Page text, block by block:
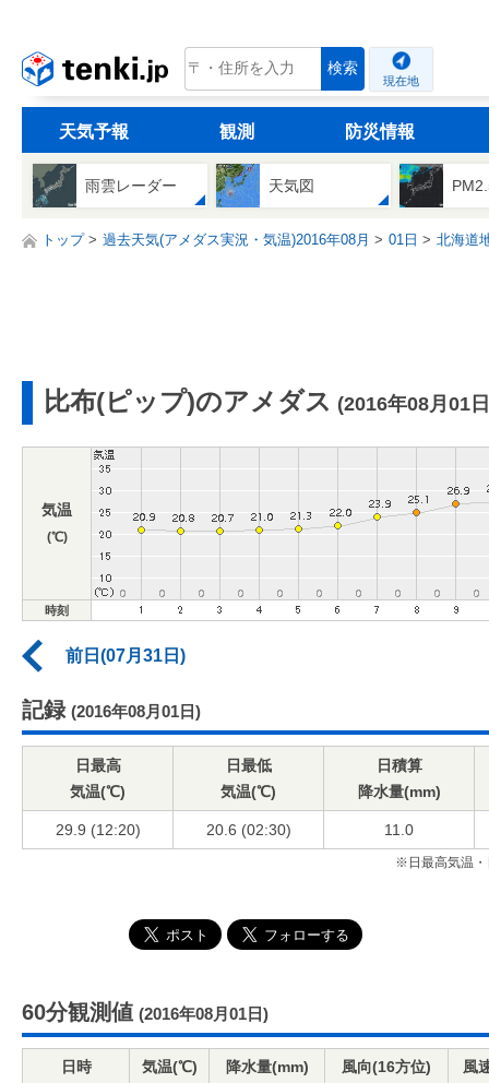
tenki.jp 検索
現在地
天気予報 観測 防災情報
雨雲レーダー 天気図
トップ 過去天気(アメダス実況・気温)2016年08月 01日 北海道
比布(ピップ)のアメダス (2016年08月01
気温
(℃)
時刻
前日(07月31日)
記録 (2016年08月01日)
日最高
気温(℃)
日最低
気温(℃)
日積算
降水量(mm)
29.9 (12:20) 20.6 (02:30) 11.0
※日最高気温・
60分観測値 (2016年08月01日)
日時 気温(℃) 降水量(mm) 風向(16方位) 風